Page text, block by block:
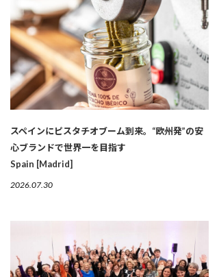
スペインにピスタチオブーム到来。“欧州発”の安
心ブランドで世界一を目指す
Spain [Madrid]
2026.07.30